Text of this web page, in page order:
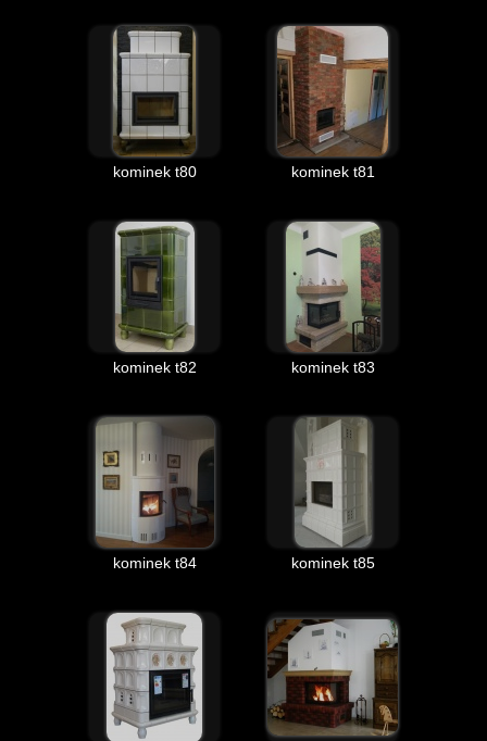
kominek t80 kominek t81
kominek t82 kominek t83
kominek t84 kominek t85